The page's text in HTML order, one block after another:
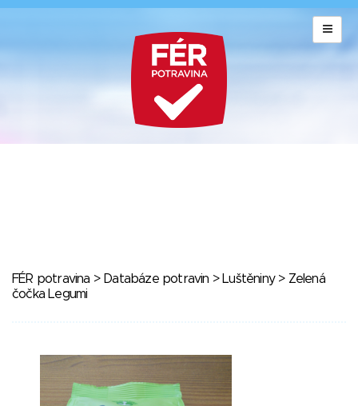
FÉR potravina > Databáze potravin > Luštěniny> Zelená
čočka Legumi